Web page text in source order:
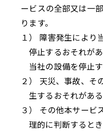
ービスの全部又は一
ります。
１） 障害発生により
停止するおそれが
当社の設備を停止
２） 天災、事故、そ
生するおそれがあ
３） その他本サービ
理的に判断するとき